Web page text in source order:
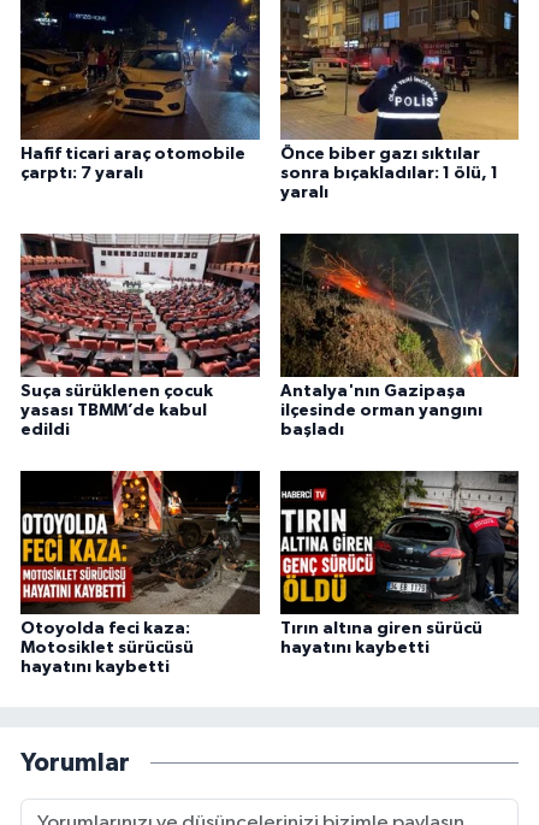
Hafif ticari araç otomobile
çarptı: 7 yaralı
Önce biber gazı sıktılar
sonra bıçakladılar: 1 ölü, 1
yaralı
Suça sürüklenen çocuk
yasası TBMM’de kabul
edildi
Antalya'nın Gazipaşa
ilçesinde orman yangını
başladı
Otoyolda feci kaza:
Motosiklet sürücüsü
hayatını kaybetti
Tırın altına giren sürücü
hayatını kaybetti
Yorumlar